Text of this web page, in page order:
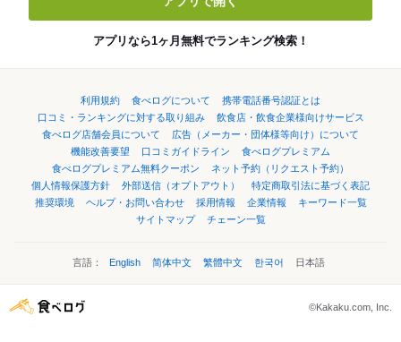
アプリなら1ヶ月無料でランキング検索！
利用規約 食べログについて
携帯電話番号認証とは
口コミ・ランキングに対する取り組み
飲食店・飲食企業様向けサービス
食べログ店舗会員について
広告（メーカー・団体様等向け）について
機能改善要望
口コミガイドライン
食べログプレミアム
食べログプレミアム無料クーポン
ネット予約（リクエスト予約）
個人情報保護方針
外部送信（オプトアウト）
特定商取引法に基づく表記
推奨環境
ヘルプ・お問い合わせ 採用情報 企業情報
キーワード一覧
サイトマップ
チェーン一覧
言語： English 简体中文 繁體中文 한국어 日本語
©Kakaku.com, Inc.